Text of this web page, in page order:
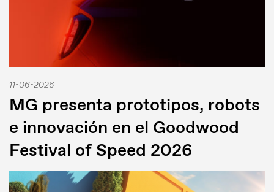
11-06-2026
MG presenta prototipos, robots
e innovación en el Goodwood
Festival of Speed 2026